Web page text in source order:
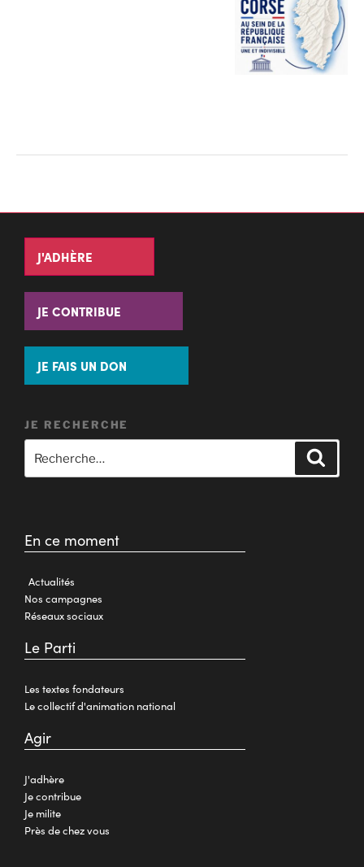
J'ADHÈRE
JE CONTRIBUE
JE FAIS UN DON
JE RECHERCHE
En ce moment
Actualités
Nos campagnes
Réseaux sociaux
Le Parti
Les textes fondateurs
Le collectif d'animation national
Agir
J'adhère
Je contribue
Je milite
Près de chez vous